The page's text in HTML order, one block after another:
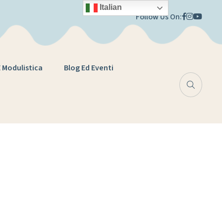
Follow Us On:
Modulistica Blog Ed Eventi
Italian